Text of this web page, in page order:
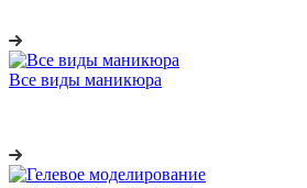
Все виды маникюра